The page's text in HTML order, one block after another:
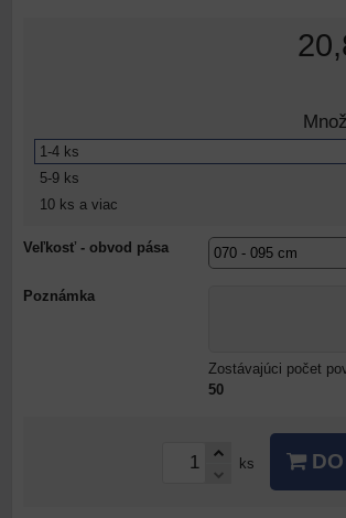
1-4 ks
5-9 ks
10 ks a viac
Veľkosť - obvod pása
Poznámka
Zostávajúci počet
50
ks